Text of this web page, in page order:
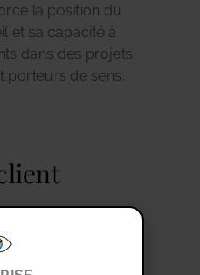
la position du
et sa capacité à
dans des projets
porteurs de sens.